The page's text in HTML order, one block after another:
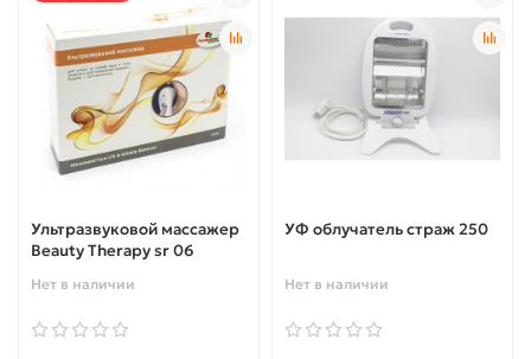
Ультразвуковой массажер
Beauty Therapy sr 06
Нет в наличии
УФ облучатель страж 250
Нет в наличии